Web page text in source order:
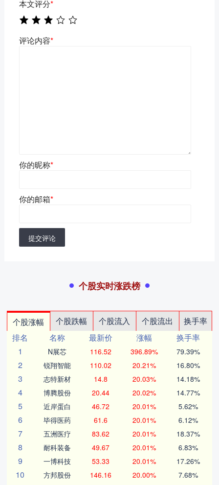
本文评分*
评论内容*
你的昵称*
你的邮箱*
提交评论
个股实时涨跌榜
个股涨幅 个股跌幅 个股流入 个股流出
换手率
排名
名称 最新价 涨幅
换手率
1
N展芯 116.52 396.89% 79.39%
2 锐翔智能 110.02 20.21% 16.80%
3 志特新材 14.8 20.03% 14.18%
4 博腾股份 20.44 20.02% 14.77%
5 近岸蛋白 46.72 20.01% 5.62%
6 毕得医药 61.6 20.01% 6.12%
7 五洲医疗 83.62 20.01% 18.37%
8 耐科装备 49.67 20.01% 6.83%
9 一博科技 53.33 20.01% 17.26%
10 方邦股份 146.16 20.00% 7.68%